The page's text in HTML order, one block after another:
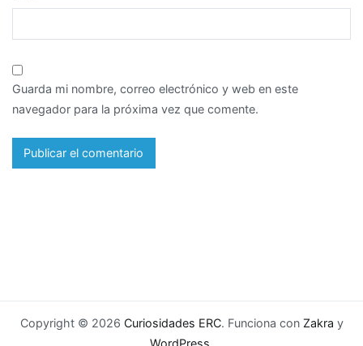
Guarda mi nombre, correo electrónico y web en este
navegador para la próxima vez que comente.
Copyright © 2026 Curiosidades ERC. Funciona con Zakra y
WordPress